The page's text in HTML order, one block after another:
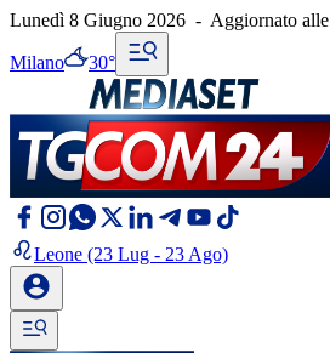
Lunedì 8 Giugno 2026 - Aggiornato alle
Milano 30°
Leone (23 Lug - 23 Ago)